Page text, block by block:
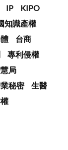
IP
KIPO
知識產權
台商
專利侵權
局
秘密
生醫